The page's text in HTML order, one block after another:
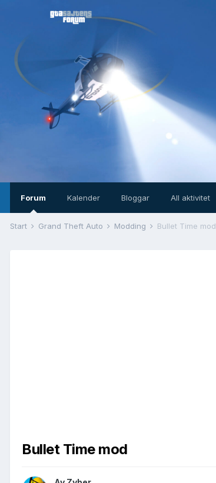
Forum Kalender Bloggar All aktivitet
Start Grand Theft Auto Modding Bullet Time mod
Bullet Time mod